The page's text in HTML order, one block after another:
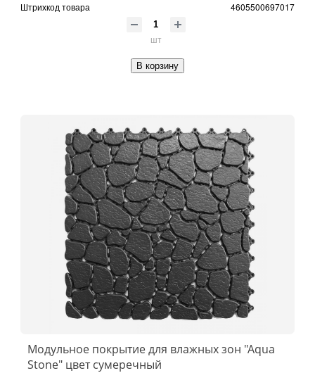
Штрихкод товара 4605500697017
шт
В корзину
Модульное покрытие для влажных зон "Aqua
Stone" цвет сумеречный